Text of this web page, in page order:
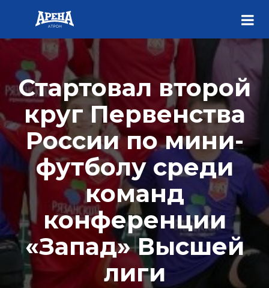
Стартовал второй
круг Первенства
России по мини-
футболу среди
команд
конференции
«Запад» Высшей
лиги